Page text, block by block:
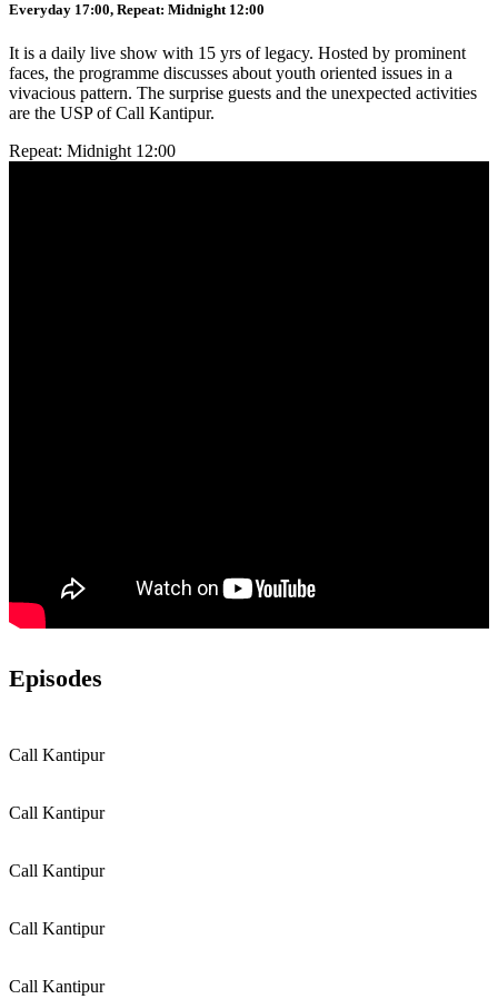
Everyday 17:00, Repeat: Midnight 12:00
It is a daily live show with 15 yrs of legacy. Hosted by prominent
faces, the programme discusses about youth oriented issues in a
vivacious pattern. The surprise guests and the unexpected activities
are the USP of Call Kantipur.
Repeat: Midnight 12:00
Episodes
Call Kantipur
Call Kantipur
Call Kantipur
Call Kantipur
Call Kantipur